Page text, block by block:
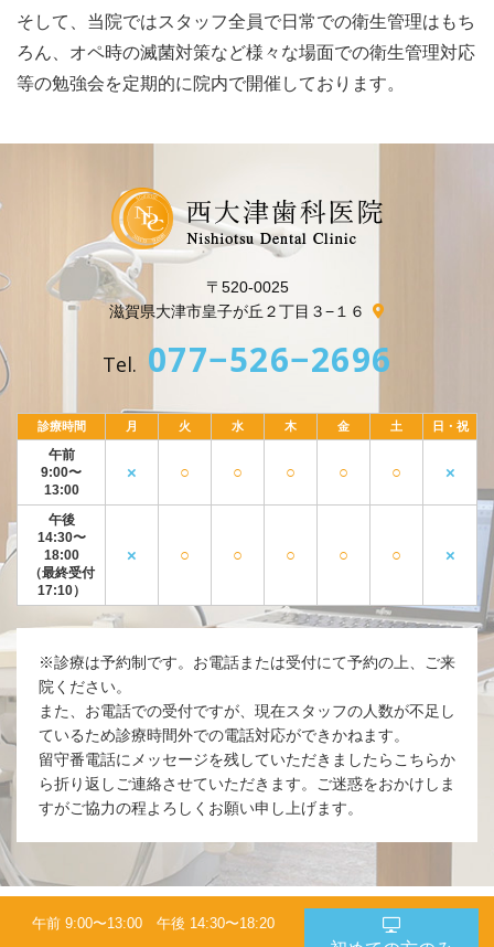
午前 9:00〜13:00 午後 14:30〜18:20
そして、当院ではスタッフ全員で日常での衛生管理はもち
ろん、オペ時の滅菌対策など様々な場面での衛生管理対応
等の勉強会を定期的に院内で開催しております。
〒520-0025
滋賀県大津市皇子が丘２丁目３−１６
Tel. 077−526−2696
診療時間 月 火 水 木 金 土 日・祝
午前
9:00〜
13:00
× ○ ○ ○ ○ ○ ×
午後
14:30〜
18:00
（最終受付
17:10）
× ○ ○ ○ ○ ○ ×
※診療は予約制です。お電話または受付にて予約の上、ご来
院ください。
また、お電話での受付ですが、現在スタッフの人数が不足し
ているため診療時間外での電話対応ができかねます。
留守番電話にメッセージを残していただきましたらこちらか
ら折り返しご連絡させていただきます。ご迷惑をおかけしま
すがご協力の程よろしくお願い申し上げます。
© 2019 西大津歯科医院